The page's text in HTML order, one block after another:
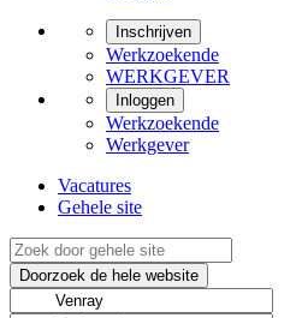
Inschrijven
Werkzoekende
WERKGEVER
Inloggen
Werkzoekende
Werkgever
Vacatures
Gehele site